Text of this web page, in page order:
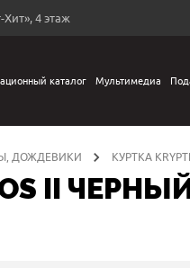
4 этаж
каталог Мультимедиа
ДОЖДЕВИКИ КУРТКА
II